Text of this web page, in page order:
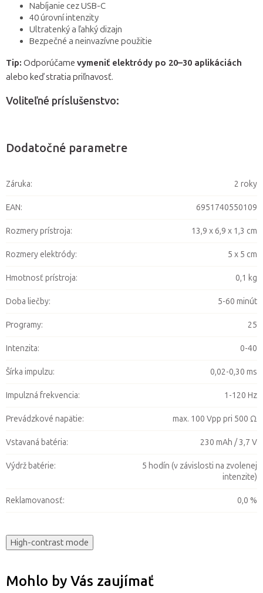
Nabíjanie cez USB-C
40 úrovní intenzity
Ultratenký a ľahký dizajn
Bezpečné a neinvazívne použitie
Tip: Odporúčame vymeniť elektródy po 20–30 aplikáciách
alebo keď stratia priľnavosť.
Voliteľné príslušenstvo:
Dodatočné parametre
Záruka: 2 roky
EAN: 6951740550109
Rozmery prístroja: 13,9 x 6,9 x 1,3 cm
Rozmery elektródy: 5 x 5 cm
Hmotnosť prístroja: 0,1 kg
Doba liečby: 5-60 minút
Programy: 25
Intenzita: 0-40
Šírka impulzu: 0,02-0,30 ms
Impulzná frekvencia: 1-120 Hz
Prevádzkové napätie: max. 100 Vpp pri 500 Ω
Vstavaná batéria: 230 mAh / 3,7 V
Výdrž batérie:
5 hodín (v závislosti na zvolenej
intenzite)
Reklamovanosť: 0,0 %
High-contrast mode
Mohlo by Vás zaujímať